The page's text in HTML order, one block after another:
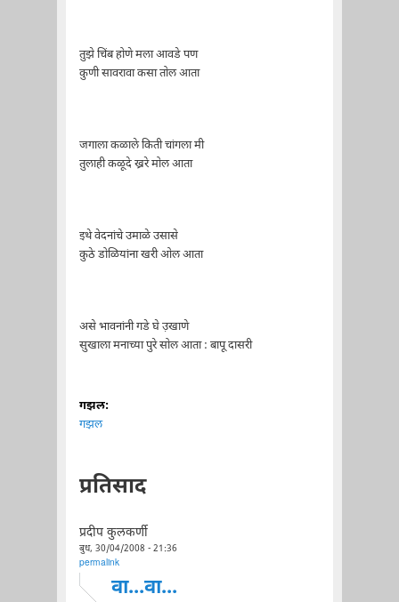
तुझे चिंब होणे मला आवडे पण
कुणी सावरावा कसा तोल आता
जगाला कळाले किती चांगला मी
तुलाही कळूदे ख्ररे मोल आता
इथे वेदनांचे उमाळे उसासे
कुठे डोळियांना खरी ओल आता
असे भावनांनी गडे घे उ़खाणे
सुखाला मनाच्या पुरे सोल आता : बापू दासरी
गझल:
गझल
प्रतिसाद
प्रदीप कुलकर्णी
बुध, 30/04/2008 - 21:36
permalink
वा...वा...